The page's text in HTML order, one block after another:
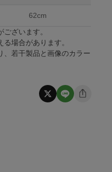
62cm
ざいます。
場合があります。
若干製品と画像のカラー